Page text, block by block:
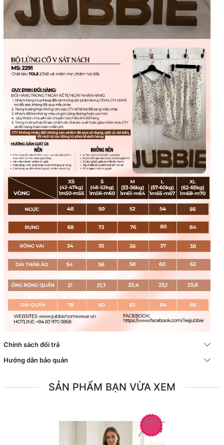
Chính sách đổi trả
Hướng dẫn bảo quản
SẢN PHẨM BẠN VỪA XEM
20%